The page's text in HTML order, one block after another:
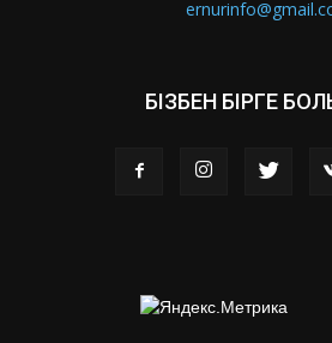
БІЗБЕН БІРГЕ